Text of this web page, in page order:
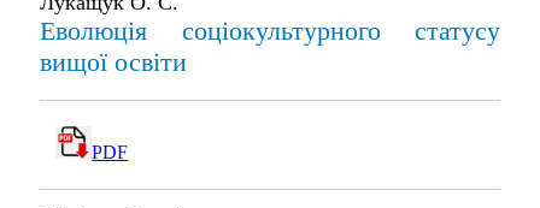
Еволюція соціокультурного статусу
вищої освіти
PDF